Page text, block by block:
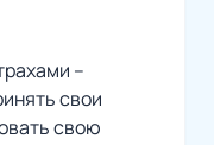
–
свои
свою